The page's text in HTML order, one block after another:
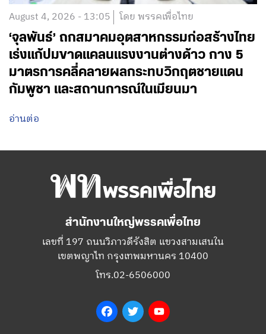
August 4, 2026 - 13:05 โดย พรรคเพื่อไทย
‘จุลพันธ์’ ถกสมาคมอุตสาหกรรมก่อสร้างไทย
เร่งแก้ปมขาดแคลนแรงงานต่างด้าว กาง 5
มาตรการคลี่คลายผลกระทบวิกฤตชายแดน
กัมพูชา และสถานการณ์ในเมียนมา
อ่านต่อ
สำนักงานใหญ่พรรคเพื่อไทย
เลขที่ 197 ถนนวิภาวดีรังสิต แขวงสามเสนใน
เขตพญาไท กรุงเทพมหานคร 10400
โทร.02-6506000
FacebookTwitter